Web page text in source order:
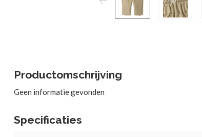
Productomschrijving
Geen informatie gevonden
Specificaties